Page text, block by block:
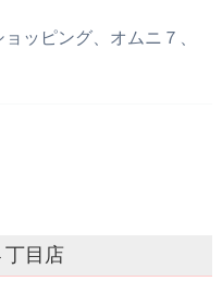
ッピング、オムニ７、
丁目店